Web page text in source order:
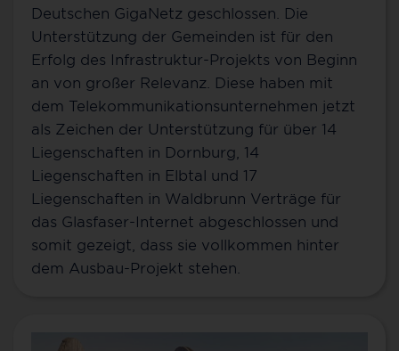
Deutschen GigaNetz geschlossen. Die
Unterstützung der Gemeinden ist für den
Erfolg des Infrastruktur-Projekts von Beginn
an von großer Relevanz. Diese haben mit
dem Telekommunikationsunternehmen jetzt
als Zeichen der Unterstützung für über 14
Liegenschaften in Dornburg, 14
Liegenschaften in Elbtal und 17
Liegenschaften in Waldbrunn Verträge für
das Glasfaser-Internet abgeschlossen und
somit gezeigt, dass sie vollkommen hinter
dem Ausbau-Projekt stehen.